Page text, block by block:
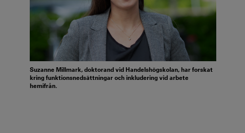
Suzanne Millmark, doktorand vid Handelshögskolan, har forskat
kring funktionsnedsättningar och inkludering vid arbete
hemifrån.